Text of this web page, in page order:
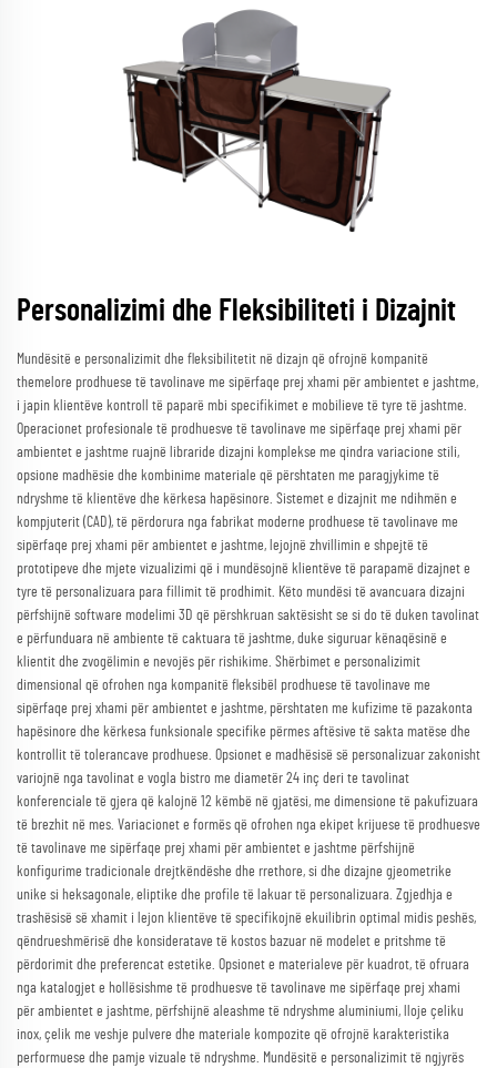
Personalizimi dhe Fleksibiliteti i Dizajnit
Mundësitë e personalizimit dhe fleksibilitetit në dizajn që ofrojnë kompanitë
themelore prodhuese të tavolinave me sipërfaqe prej xhami për ambientet e jashtme,
i japin klientëve kontroll të paparë mbi specifikimet e mobilieve të tyre të jashtme.
Operacionet profesionale të prodhuesve të tavolinave me sipërfaqe prej xhami për
ambientet e jashtme ruajnë libraride dizajni komplekse me qindra variacione stili,
opsione madhësie dhe kombinime materiale që përshtaten me paragjykime të
ndryshme të klientëve dhe kërkesa hapësinore. Sistemet e dizajnit me ndihmën e
kompjuterit (CAD), të përdorura nga fabrikat moderne prodhuese të tavolinave me
sipërfaqe prej xhami për ambientet e jashtme, lejojnë zhvillimin e shpejtë të
prototipeve dhe mjete vizualizimi që i mundësojnë klientëve të parapamë dizajnet e
tyre të personalizuara para fillimit të prodhimit. Këto mundësi të avancuara dizajni
përfshijnë software modelimi 3D që përshkruan saktësisht se si do të duken tavolinat
e përfunduara në ambiente të caktuara të jashtme, duke siguruar kënaqësinë e
klientit dhe zvogëlimin e nevojës për rishikime. Shërbimet e personalizimit
dimensional që ofrohen nga kompanitë fleksibël prodhuese të tavolinave me
sipërfaqe prej xhami për ambientet e jashtme, përshtaten me kufizime të pazakonta
hapësinore dhe kërkesa funksionale specifike përmes aftësive të sakta matëse dhe
kontrollit të tolerancave prodhuese. Opsionet e madhësisë së personalizuar zakonisht
variojnë nga tavolinat e vogla bistro me diametër 24 inç deri te tavolinat
konferenciale të gjera që kalojnë 12 këmbë në gjatësi, me dimensione të pakufizuara
të brezhit në mes. Variacionet e formës që ofrohen nga ekipet krijuese të prodhuesve
të tavolinave me sipërfaqe prej xhami për ambientet e jashtme përfshijnë
konfigurime tradicionale drejtkëndëshe dhe rrethore, si dhe dizajne gjeometrike
unike si heksagonale, eliptike dhe profile të lakuar të personalizuara. Zgjedhja e
trashësisë së xhamit i lejon klientëve të specifikojnë ekuilibrin optimal midis peshës,
qëndrueshmërisë dhe konsideratave të kostos bazuar në modelet e pritshme të
përdorimit dhe preferencat estetike. Opsionet e materialeve për kuadrot, të ofruara
nga katalogjet e hollësishme të prodhuesve të tavolinave me sipërfaqe prej xhami
për ambientet e jashtme, përfshijnë aleashme të ndryshme aluminiumi, lloje çeliku
inox, çelik me veshje pulvere dhe materiale kompozite që ofrojnë karakteristika
performuese dhe pamje vizuale të ndryshme. Mundësitë e personalizimit të ngjyrës